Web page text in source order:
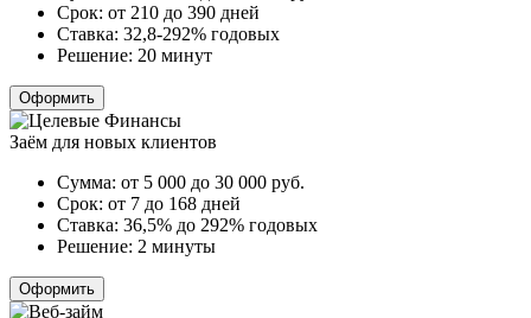
Срок: от 210 до 390 дней
Ставка: 32,8-292% годовых
Решение: 20 минут
Оформить
Заём для новых клиентов
Сумма: от 5 000 до 30 000 руб.
Срок: от 7 до 168 дней
Ставка: 36,5% до 292% годовых
Решение: 2 минуты
Оформить